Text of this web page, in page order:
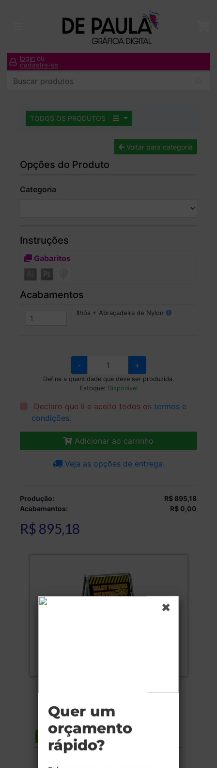
login ou
cadastre-se
TODOS OS PRODUTOS
Voltar para categoria
Opções do Produto
Categoria
Instruções
Gabaritos
Acabamentos
Ilhós + Abraçadeira de Nylon
- +
Defina a quantidade que deve ser produzida.
Estoque: Disponível
Declaro que li e aceito todos ostermos e
condições.
Adicionar ao carrinho
Veja as opções de entrega.
Produção:
R$ 895,18
Acabamentos:
R$ 0,00
R$ 895,18
Lista de desejos Compartilhar
DESCRIÇÃO DO PRODUTO